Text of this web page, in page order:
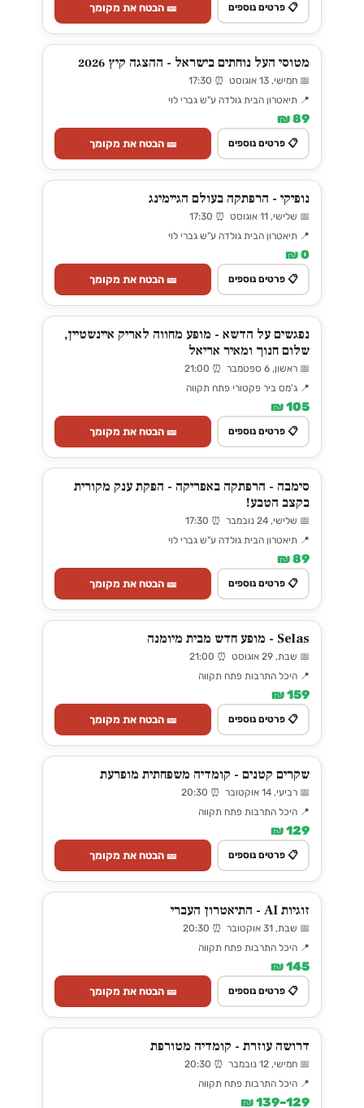
📋 פרטים נוספים 🎫 הבטח את מקומך
מטוסי העל נוחתים בישראל - ההצגה קיץ 2026
📅 חמישי, 13 אוגוסט ⏰ 17:30
📍 תיאטרון הבית גולדה ע"ש גברי לוי
89 ₪
📋 פרטים נוספים 🎫 הבטח את מקומך
נופיקי - הרפתקה בעולם הגיימינג
📅 שלישי, 11 אוגוסט ⏰ 17:30
📍 תיאטרון הבית גולדה ע"ש גברי לוי
0 ₪
📋 פרטים נוספים 🎫 הבטח את מקומך
נפגשים על הדשא - מופע מחווה לאריק איינשטיין,
שלום חנוך ומאיר אריאל
📅 ראשון, 6 ספטמבר ⏰ 21:00
📍 ג'מס ביר פקטורי פתח תקווה
105 ₪
📋 פרטים נוספים 🎫 הבטח את מקומך
סימבה - הרפתקה באפריקה - הפקת ענק מקורית
בקצב הטבע!
📅 שלישי, 24 נובמבר ⏰ 17:30
📍 תיאטרון הבית גולדה ע"ש גברי לוי
89 ₪
📋 פרטים נוספים 🎫 הבטח את מקומך
Selas - מופע חדש מבית מיומנה
📅 שבת, 29 אוגוסט ⏰ 21:00
📍 היכל התרבות פתח תקווה
159 ₪
📋 פרטים נוספים 🎫 הבטח את מקומך
שקרים קטנים - קומדיה משפחתית מופרעת
📅 רביעי, 14 אוקטובר ⏰ 20:30
📍 היכל התרבות פתח תקווה
129 ₪
📋 פרטים נוספים 🎫 הבטח את מקומך
זוגיות AI - התיאטרון העברי
📅 שבת, 31 אוקטובר ⏰ 20:30
📍 היכל התרבות פתח תקווה
145 ₪
📋 פרטים נוספים 🎫 הבטח את מקומך
דרושה עוזרת - קומדיה מטורפת
📅 חמישי, 12 נובמבר ⏰ 20:30
📍 היכל התרבות פתח תקווה
129–139 ₪